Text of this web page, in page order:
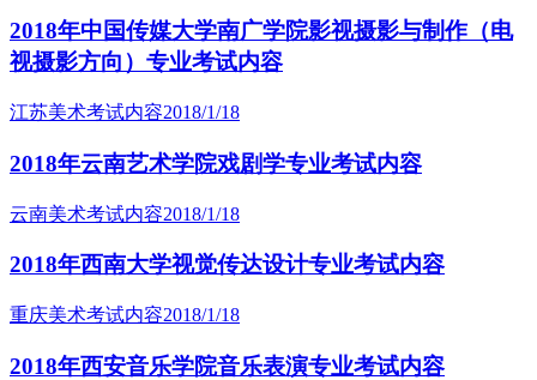
2018年中国传媒大学南广学院影视摄影与制作（电
视摄影方向）专业考试内容
江苏美术考试内容2018/1/18
2018年云南艺术学院戏剧学专业考试内容
云南美术考试内容2018/1/18
2018年西南大学视觉传达设计专业考试内容
重庆美术考试内容2018/1/18
2018年西安音乐学院音乐表演专业考试内容